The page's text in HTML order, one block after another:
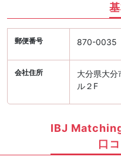
郵便番号 870-0035
会社住所
大分県大
ル２F
IBJ
口